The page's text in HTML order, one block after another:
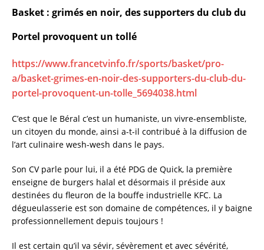
Basket : grimés en noir, des supporters du club du
Portel provoquent un tollé
https://www.francetvinfo.fr/sports/basket/pro-
a/basket-grimes-en-noir-des-supporters-du-club-du-
portel-provoquent-un-tolle_5694038.html
C’est que le Béral c’est un humaniste, un vivre-ensembliste,
un citoyen du monde, ainsi a-t-il contribué à la diffusion de
l’art culinaire wesh-wesh dans le pays.
Son CV parle pour lui, il a été PDG de Quick, la première
enseigne de burgers halal et désormais il préside aux
destinées du fleuron de la bouffe industrielle KFC. La
dégueulasserie est son domaine de compétences, il y baigne
professionnellement depuis toujours !
Il est certain qu’il va sévir, sévèrement et avec sévérité,